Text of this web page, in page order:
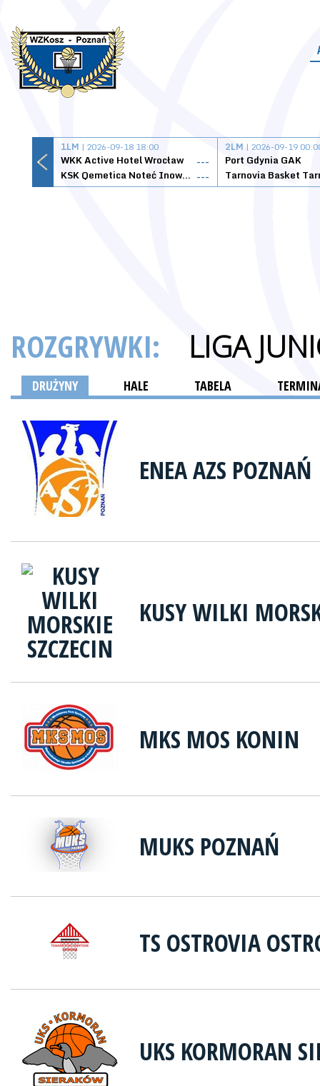
1LM | 2026-09-18 18:00
WKK Active Hotel Wrocław
---
KSK Qemetica Noteć Inowrocław ---
2LM | 2026-09-19
Port Gdynia GAK
ROZGRYWKI: LIGA
DRUŻYNY HALE TABELA
ENEA AZS POZNAŃ
KUSY WILKI
MKS MOS KONIN
MUKS POZNAŃ
TS OSTROVIA
UKS KORMORAN